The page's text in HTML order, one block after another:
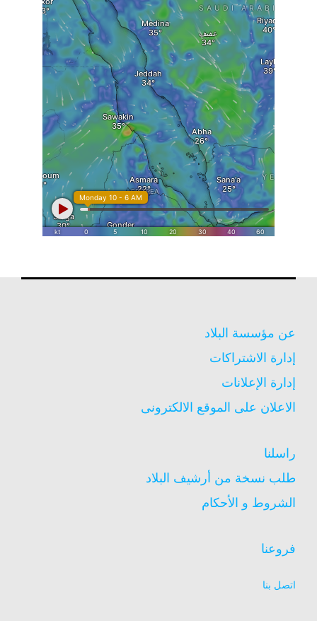
عن مؤسسة البلاد
إدارة الاشتراكات
إدارة الإعلانات
الاعلان على الموقع الالكترونى
راسلنا
طلب نسخة من أرشيف البلاد
الشروط و الأحكام
فروعنا
اتصل بنا